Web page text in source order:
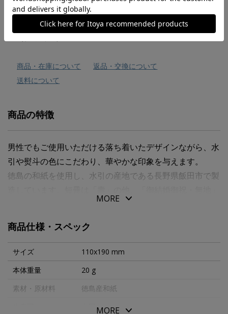
商品・在庫について
返品・交換について
送料について
商品の特徴
男性でもご使用いただける落ち着いたデザインながら、水
引や熨斗の色にこだわり、華やかな印象を与えます。
徳島の和紙を使用し、水引の産地である長野県飯田市で製
●金額の目安：３万円～１０万円用
●●短冊付き（壽・御結婚御祝・無地）
MORE
商品仕様・スペック
サイズ
110x190 mm
本体重量
20 g
素材・原材料
徳島産和紙
MORE